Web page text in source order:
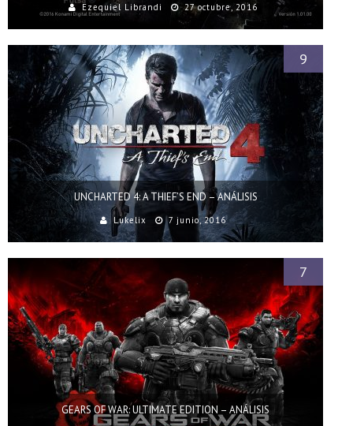
Ezequiel Librandi 27 octubre, 2016
UNCHARTED 4: A THIEF’S END – ANÁLISIS
Lukelix 7 junio, 2016
9
GEARS OF WAR: ULTIMATE EDITION – ANÁLISIS
7